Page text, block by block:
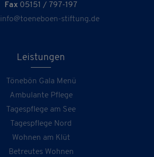
Fax 05151 / 797-197
info@toeneboen-stiftung.de
Leistungen
Tönebön Gala Menü
Ambulante Pflege
Tagespflege am See
Tagespflege Nord
Wohnen am Klüt
Betreutes Wohnen